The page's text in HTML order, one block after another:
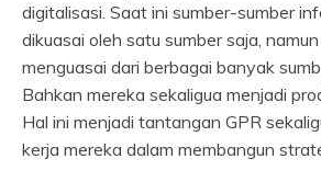
digitalisasi. Saat ini sumber-sumber
dikuasai oleh satu sumber saja,
menguasai dari berbagai banyak
Bahkan mereka sekaligua menjadi
Hal ini menjadi tantangan GPR
kerja mereka dalam membangun